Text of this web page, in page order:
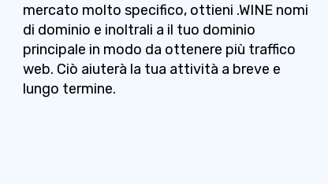
mercato molto specifico, ottieni .WINE nomi
di dominio e inoltrali a il tuo dominio
principale in modo da ottenere più traffico
web. Ciò aiuterà la tua attività a breve e
lungo termine.